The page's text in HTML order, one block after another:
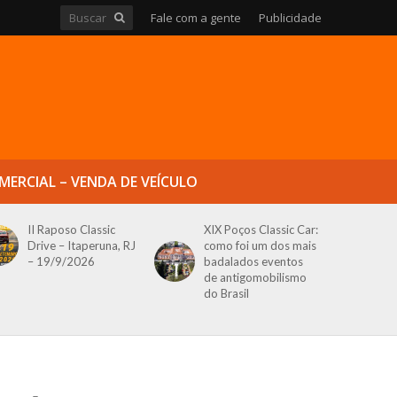
Fale com a gente Publicidade
– VENDA DE VEÍCULO
II Raposo Classic
Drive – Itaperuna, RJ
– 19/9/2026
XIX Poços Classic Car:
como foi um dos mais
badalados eventos
de antigomobilismo
do Brasil